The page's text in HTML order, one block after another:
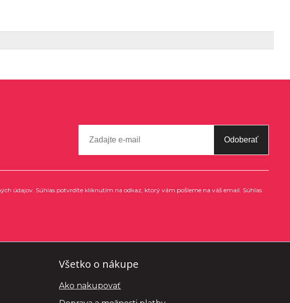
Odoberať
údajov. Súhlas potvrdíte kliknutím na odkaz, ktorý vám pošleme na váš email. Súhlas
Všetko o nákupe
Ako nakupovať